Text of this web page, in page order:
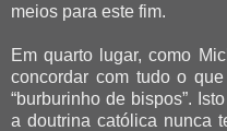
meios para este fim.
Em quarto lugar, como
concordar com tudo o
“burburinho de bispos”.
a doutrina católica nunca